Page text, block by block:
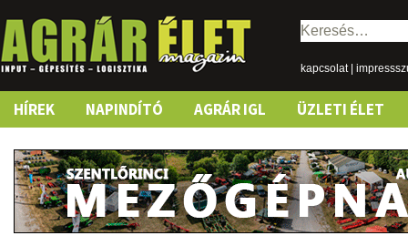
Keresés:
kapcsolat|
Skip
content
HÍREK NAPINDÍTÓ AGRÁR IGL ÜZLETI ÉLET